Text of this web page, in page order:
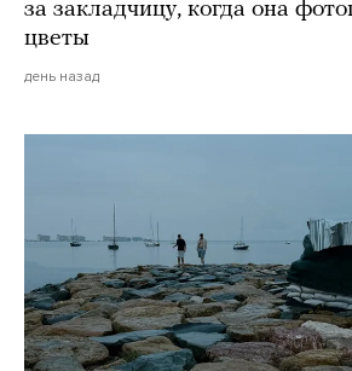
за закладчицу, когда она
цветы
день назад